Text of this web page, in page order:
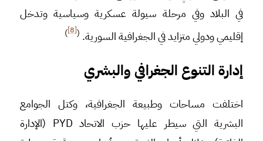
في البلاد وفي مرحلة سيولة عسكرية وسياسية وتدخل
إقليمي ودولي متزايد في الجغرافية السورية. (
[8]
)
إدارة التنوع الجغرافي والبشري
اختلفت مساحات وطبيعة الجغرافية، وكتل الجوامع
البشرية التي سيطر عليها حزب الاتحاد PYD (الإدارة